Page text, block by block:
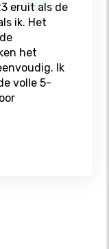
eruit als de
ik. Het
het
Ik
volle 5-